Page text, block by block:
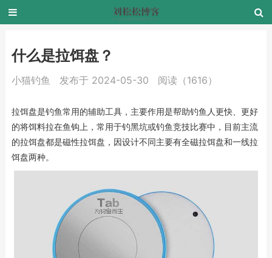
什么是拉饵盘？
小猫钓鱼 发布于 2024-05-30 阅读（1616）
拉饵盘是钓鱼常用的辅助工具，主要作用是帮助钓鱼人更快、更好
的将饵料拉在鱼钩上，常用于钓黑坑或钓鱼竞技比赛中，目前主流
的拉饵盘都是磁性拉饵盘，因设计不同主要有全磁拉饵盘和一线拉
饵盘两种。